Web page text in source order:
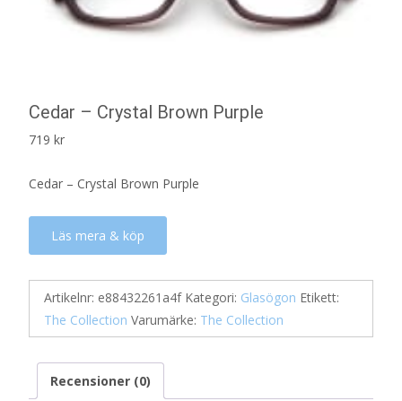
Cedar – Crystal Brown Purple
719 kr
Cedar – Crystal Brown Purple
Läs mera & köp
Artikelnr: e88432261a4f Kategori: Glasögon Etikett:
The Collection Varumärke: The Collection
Recensioner (0)